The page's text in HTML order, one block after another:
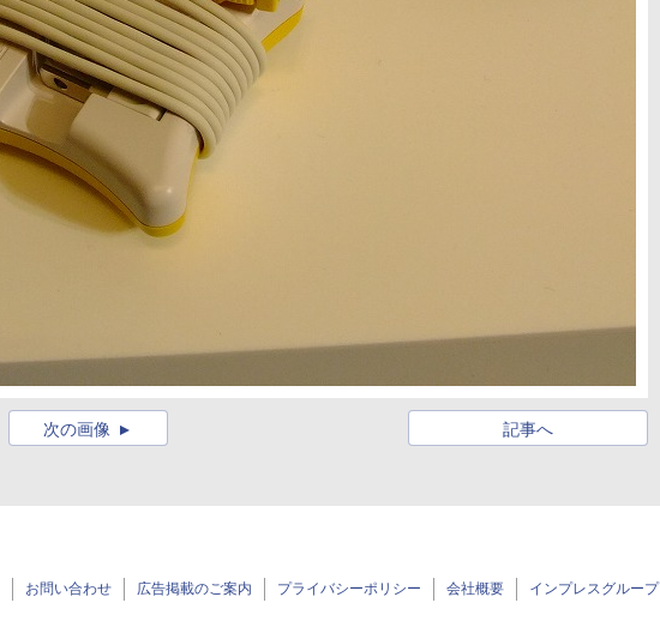
記事へ
次の画像
お問い合わせ 広告掲載のご案内 プライバシーポリシー 会社概要 インプレスグループ